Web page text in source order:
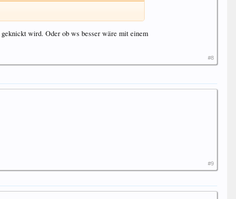
wird. Oder ob ws besser wäre mit einem
#8
#9